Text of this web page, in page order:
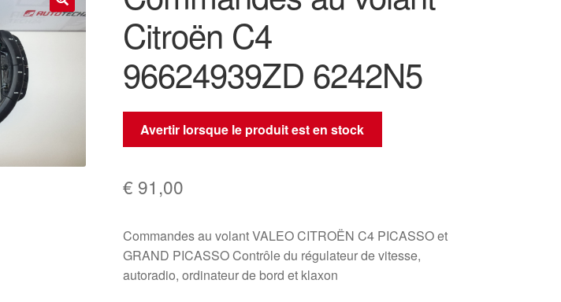
🔍
Citroën C4
96624939ZD 6242N5
Avertir lorsque le produit est en stock
€ 91,00
Commandes au volant VALEO CITROËN C4 PICASSO et
GRAND PICASSO Contrôle du régulateur de vitesse,
autoradio, ordinateur de bord et klaxon